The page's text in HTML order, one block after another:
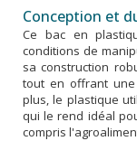
Conception et
Ce bac en
conditions de
sa construction
tout en offrant une
plus, le plastique
qui le rend idéal
compris